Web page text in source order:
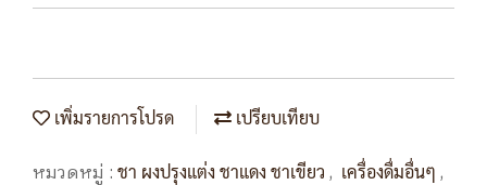
เพิ่มรายการโปรด เปรียบเทียบ
หมวดหมู่ : ชา ผงปรุงแต่ง ชาแดง ชาเขียว , เครื่องดื่มอื่นๆ ,